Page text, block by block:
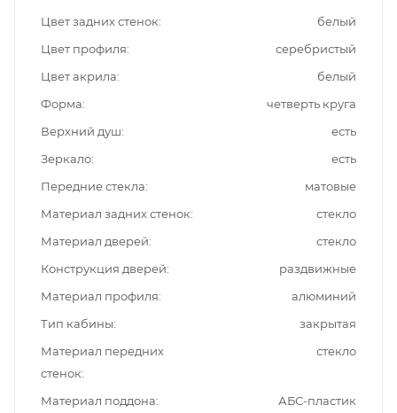
Цвет задних стенок
белый
Цвет профиля
серебристый
Цвет акрила
белый
Форма
четверть круга
Верхний душ
есть
Зеркало
есть
Передние стекла
матовые
Материал задних стенок
стекло
Материал дверей
стекло
Конструкция дверей
раздвижные
Материал профиля
алюминий
Тип кабины
закрытая
Материал передних
стенок
стекло
Материал поддона АБС-пластик